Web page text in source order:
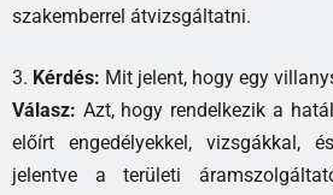
szakemberrel átvizsgáltatni.
3. Kérdés: Mit jelent, hogy egy
Válasz: Azt, hogy rendelkezik a
előírt engedélyekkel, vizsgákkal,
jelentve a területi